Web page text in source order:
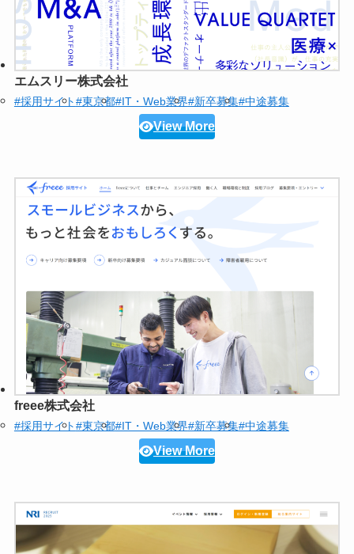
エムスリー株式会社
#採用サイト#東京都#IT・Web業界#新卒募集#中途募集
View More
freee株式会社
#採用サイト#東京都#IT・Web業界#新卒募集#中途募集
View More